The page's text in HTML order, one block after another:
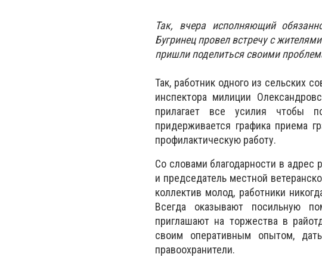
Так, вчера исполняющий
Бугринец провел встречу с
пришли поделиться своими
Так, работник одного из сельских
инспектора милиции
прилагает все усилия чтобы
придерживается графика приема
профилактическую работу.
Со словами благодарности в адрес
и председатель местной
коллектив молод, работники
Всегда оказывают посильную
приглашают на торжества в
своим оперативным опытом,
правоохранители.